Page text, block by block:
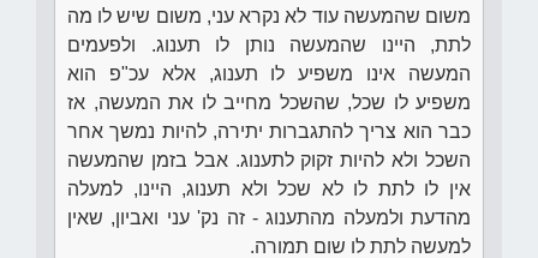
משום שהמעשה עוד לא נקרא עני, משום שיש לו מה
לתת, היינו שהמעשה נותן לו תענוג. ולפעמים
המעשה אינו משפיע לו תענוג, אלא עכ"פ הוא
משפיע לו שכל, שהשכל מחייב לו את המעשה, אז
כבר הוא צריך להתגברות יתירה, להיות נמשך אחר
השכל ולא להיות זקוק לתענוג. אבל בזמן שהמעשה
אין לו לתת לו לא שכל ולא תענוג, היינו, למעלה
מהדעת ולמעלה מהתענוג - זה נק' עני ואביון, שאין
למעשה לתת לו שום תמורה.